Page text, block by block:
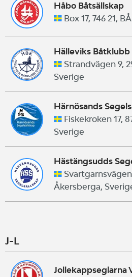
Håbo Båtsällskap
Box 17, 746 21,
Hälleviks Båtklubb
Strandvägen 9,
Sverige
Härnösands
Fiskekroken 17,
Sverige
Hästängsudds
Svartgarnsvägen
Åkersberga,
J-L
Jollekappseglarna